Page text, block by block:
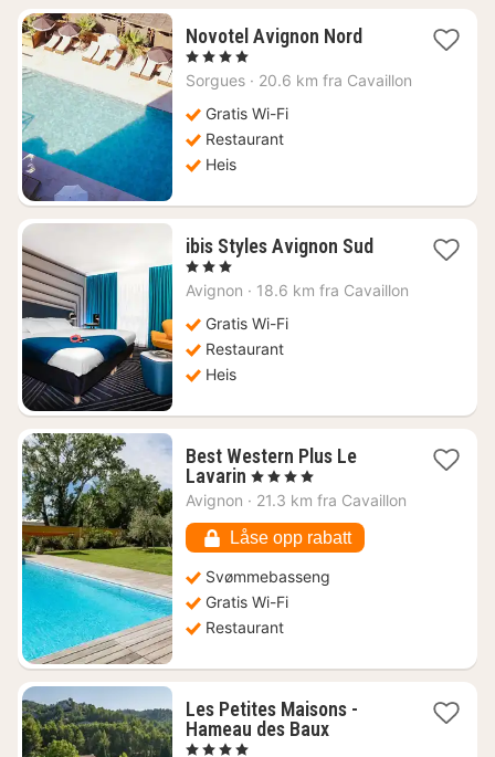
Novotel Avignon Nord1
fra
, 4 Stjerner
Sorgues · 20.6 km fra Cavaillon
Gratis Wi-Fi
Restaurant
Heis
ibis Styles Avignon Sud1
fra
, 3 Stjerner
Avignon · 18.6 km fra Cavaillon
Gratis Wi-Fi
Restaurant
Heis
Best Western Plus Le
Lavarin 1
natt
1062
kr.
, 4 Stjerner
Avignon · 21.3 km fra Cavaillon
Låse opp rabatt
Svømmebasseng
Gratis Wi-Fi
Restaurant
Les Petites Maisons -
Hameau des Baux1
, 4 Stjerner